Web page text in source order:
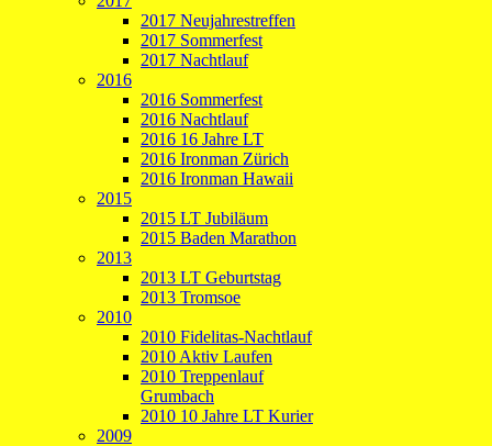
2017 Neujahrestreffen
2017 Sommerfest
2017 Nachtlauf
2016
2016 Sommerfest
2016 Nachtlauf
2016 16 Jahre LT
2016 Ironman Zürich
2016 Ironman Hawaii
2015
2015 LT Jubiläum
2015 Baden Marathon
2013
2013 LT Geburtstag
2013 Tromsoe
2010
2010 Fidelitas-Nachtlauf
2010 Aktiv Laufen
2010 Treppenlauf
Grumbach
2010 10 Jahre LT Kurier
2009